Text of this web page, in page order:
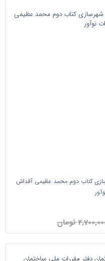
کتاب دوم محمد عظیمی آقداش
تومان